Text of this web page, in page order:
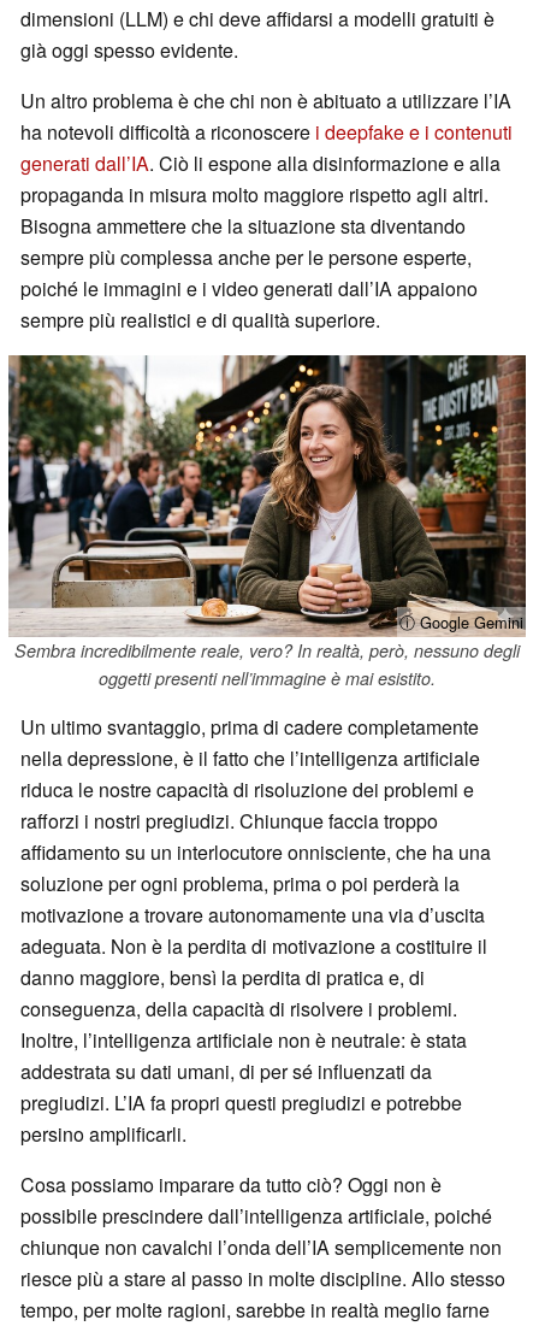
dimensioni (LLM) e chi deve affidarsi a modelli gratuiti è
già oggi spesso evidente.
Un altro problema è che chi non è abituato a utilizzare l’IA
ha notevoli difficoltà a riconoscere i deepfake e i contenuti
generati dall’IA. Ciò li espone alla disinformazione e alla
propaganda in misura molto maggiore rispetto agli altri.
Bisogna ammettere che la situazione sta diventando
sempre più complessa anche per le persone esperte,
poiché le immagini e i video generati dall’IA appaiono
sempre più realistici e di qualità superiore.
ⓘ Google Gemini
Sembra incredibilmente reale, vero? In realtà, però, nessuno degli
oggetti presenti nell’immagine è mai esistito.
Un ultimo svantaggio, prima di cadere completamente
nella depressione, è il fatto che l’intelligenza artificiale
riduca le nostre capacità di risoluzione dei problemi e
rafforzi i nostri pregiudizi. Chiunque faccia troppo
affidamento su un interlocutore onnisciente, che ha una
soluzione per ogni problema, prima o poi perderà la
motivazione a trovare autonomamente una via d’uscita
adeguata. Non è la perdita di motivazione a costituire il
danno maggiore, bensì la perdita di pratica e, di
conseguenza, della capacità di risolvere i problemi.
Inoltre, l’intelligenza artificiale non è neutrale: è stata
addestrata su dati umani, di per sé influenzati da
pregiudizi. L’IA fa propri questi pregiudizi e potrebbe
persino amplificarli.
Cosa possiamo imparare da tutto ciò? Oggi non è
possibile prescindere dall’intelligenza artificiale, poiché
chiunque non cavalchi l’onda dell’IA semplicemente non
riesce più a stare al passo in molte discipline. Allo stesso
tempo, per molte ragioni, sarebbe in realtà meglio farne